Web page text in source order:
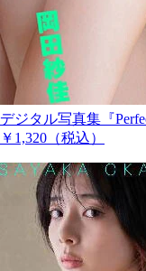
デジタル写真集『
￥1,320（税込）